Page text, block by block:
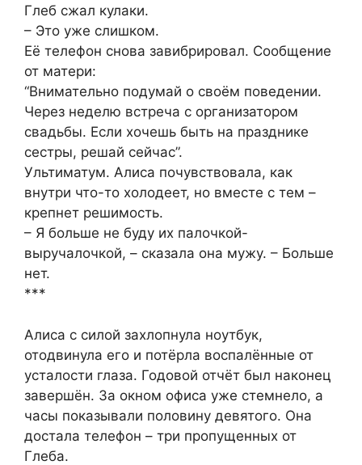
Глеб сжал кулаки.
– Это уже слишком.
Её телефон снова завибрировал. Сообщение
от матери:
“Внимательно подумай о своём поведении.
Через неделю встреча с организатором
свадьбы. Если хочешь быть на празднике
сестры, решай сейчас”.
Ультиматум. Алиса почувствовала, как
внутри что-то холодеет, но вместе с тем –
крепнет решимость.
– Я больше не буду их палочкой-
выручалочкой, – сказала она мужу. – Больше
нет.
***
Алиса с силой захлопнула ноутбук,
отодвинула его и потёрла воспалённые от
усталости глаза. Годовой отчёт был наконец
завершён. За окном офиса уже стемнело, а
часы показывали половину девятого. Она
достала телефон – три пропущенных от
Глеба.